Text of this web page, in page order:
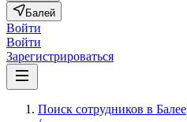
Балей
Войти
Войти
Зарегистрироваться
Поиск сотрудников в Балее